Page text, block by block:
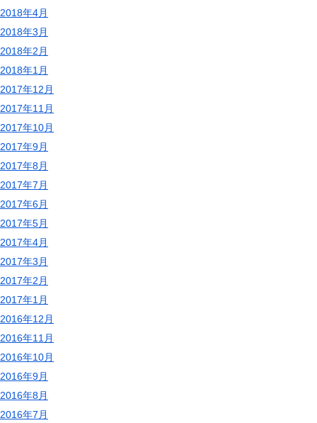
2018年4月
2018年3月
2018年2月
2018年1月
2017年12月
2017年11月
2017年10月
2017年9月
2017年8月
2017年7月
2017年6月
2017年5月
2017年4月
2017年3月
2017年2月
2017年1月
2016年12月
2016年11月
2016年10月
2016年9月
2016年8月
2016年7月